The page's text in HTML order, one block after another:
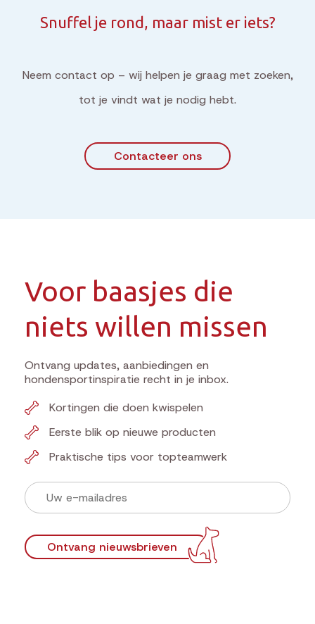
Snuffel je rond, maar mist er iets?
Neem contact op – wij helpen je graag met zoeken,
tot je vindt wat je nodig hebt.
Contacteer ons
Voor baasjes die
niets willen missen
Ontvang updates, aanbiedingen en
hondensportinspiratie recht in je inbox.
Kortingen die doen kwispelen
Eerste blik op nieuwe producten
Praktische tips voor topteamwerk
Ontvang nieuwsbrieven